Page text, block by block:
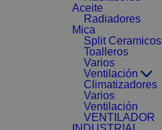
Aceite
Radiadores
Mica
Split Ceramicos
Toalleros
Varios
Ventilación
Climatizadores
Varios
Ventilación
VENTILADOR